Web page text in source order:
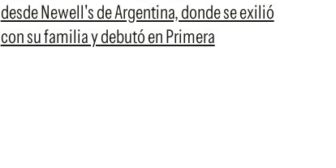
desde Newell's de Argentina, donde se exilió
con su familia y debutó en Primera